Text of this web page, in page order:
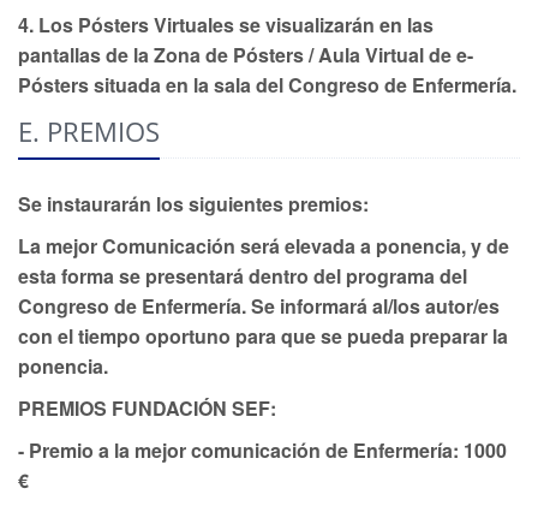
4. Los Pósters Virtuales se visualizarán en las
pantallas de la Zona de Pósters / Aula Virtual de e-
Pósters situada en la sala del Congreso de Enfermería.
E. PREMIOS
Se instaurarán los siguientes premios:
La mejor Comunicación será elevada a ponencia, y de
esta forma se presentará dentro del programa del
Congreso de Enfermería. Se informará al/los autor/es
con el tiempo oportuno para que se pueda preparar la
ponencia.
PREMIOS FUNDACIÓN SEF:
- Premio a la mejor comunicación de Enfermería: 1000
€